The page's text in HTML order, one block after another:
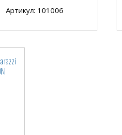
Артикул: 101006